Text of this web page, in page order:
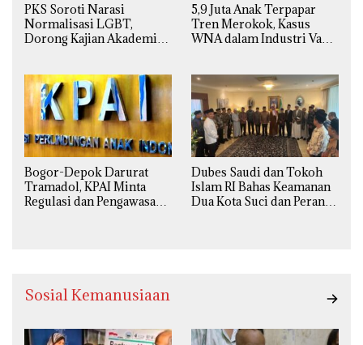
PKS Soroti Narasi
Normalisasi LGBT,
Dorong Kajian Akademik
Agama
5,9 Juta Anak Terpapar
Tren Merokok, Kasus
WNA dalam Industri Vape
Bogor-Depok Darurat
Tramadol, KPAI Minta
Regulasi dan Pengawasan
Dubes Saudi dan Tokoh
Islam RI Bahas Keamanan
Dua Kota Suci dan Peran
Sosial Kemanusiaan